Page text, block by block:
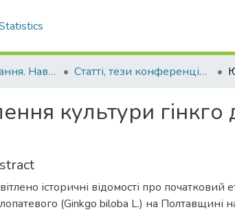
Друковані видання. Навчально-науковий інститут агротехнологій, селекції та екології Статті, тези конференцій. Навчально-науковий інститут агротехнологій, селекції та екології
культури
історичні відомості про початковий
(Ginkgo biloba L.) на Полтавщині